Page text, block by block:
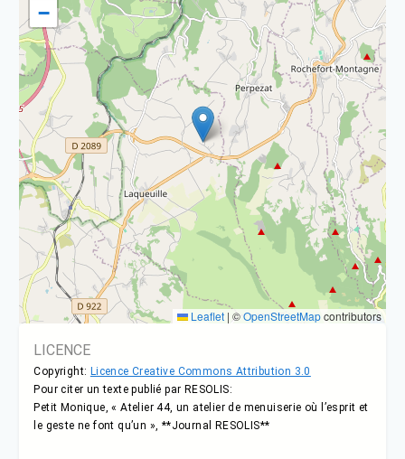
−
Leaflet | ©OpenStreetMapcontributors
LICENCE
Copyright: Licence Creative Commons Attribution 3.0
Pour citer un texte publié par RESOLIS:
Petit Monique, « Atelier 44, un atelier de menuiserie où l’esprit et
le geste ne font qu’un », **Journal RESOLIS**